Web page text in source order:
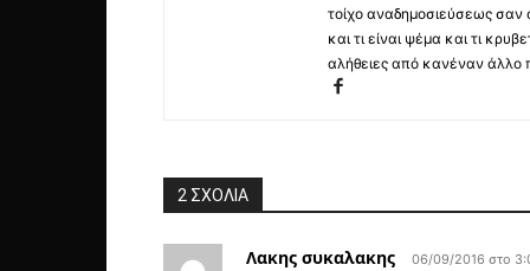
τοίχο αναδημοσιεύσεως σαν
και τι είναι ψέμα και τι
αλήθειες από κανέναν άλλο
2 ΣΧΟΛΙΑ
Λακης συκαλακης 06/09/2016 στο